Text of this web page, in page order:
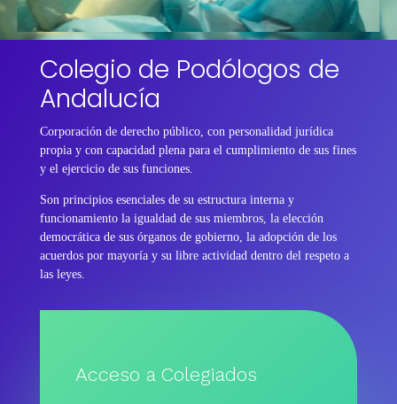
Colegio de Podólogos de
Andalucía
Corporación de derecho público, con personalidad jurídica
propia y con capacidad plena para el cumplimiento de sus fines
y el ejercicio de sus funciones.
Son principios esenciales de su estructura interna y
funcionamiento la igualdad de sus miembros, la elección
democrática de sus órganos de gobierno, la adopción de los
acuerdos por mayoría y su libre actividad dentro del respeto a
las leyes.
Acceso a Colegiados